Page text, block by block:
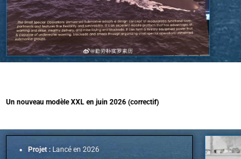
Un nouveau modèle XXL en juin 2026 (correctif)
Projet : Lancé en 2026